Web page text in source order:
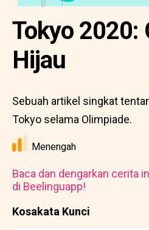
Kosakata Kunci
Tokyo 2020:
Hijau
Sebuah artikel singkat
Tokyo selama Olimpiade.
Menengah
Baca dan dengarkan cerita
di Beelinguapp!